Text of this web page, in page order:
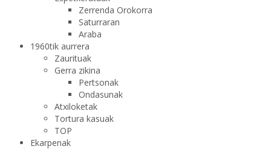
Zerrenda Orokorra
Saturraran
Araba
1960tik aurrera
Zaurituak
Gerra zikina
Pertsonak
Ondasunak
Atxiloketak
Tortura kasuak
TOP
Ekarpenak